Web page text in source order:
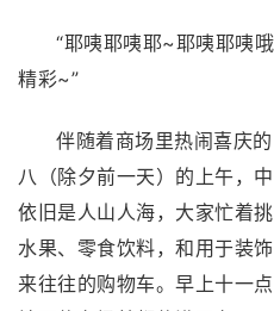
“耶咦耶咦耶~耶咦耶咦
精彩~”
伴随着商场里热闹喜庆
八（除夕前一天）的上午，
依旧是人山人海，大家忙着
水果、零食饮料，和用于装
来往往的购物车。早上十一